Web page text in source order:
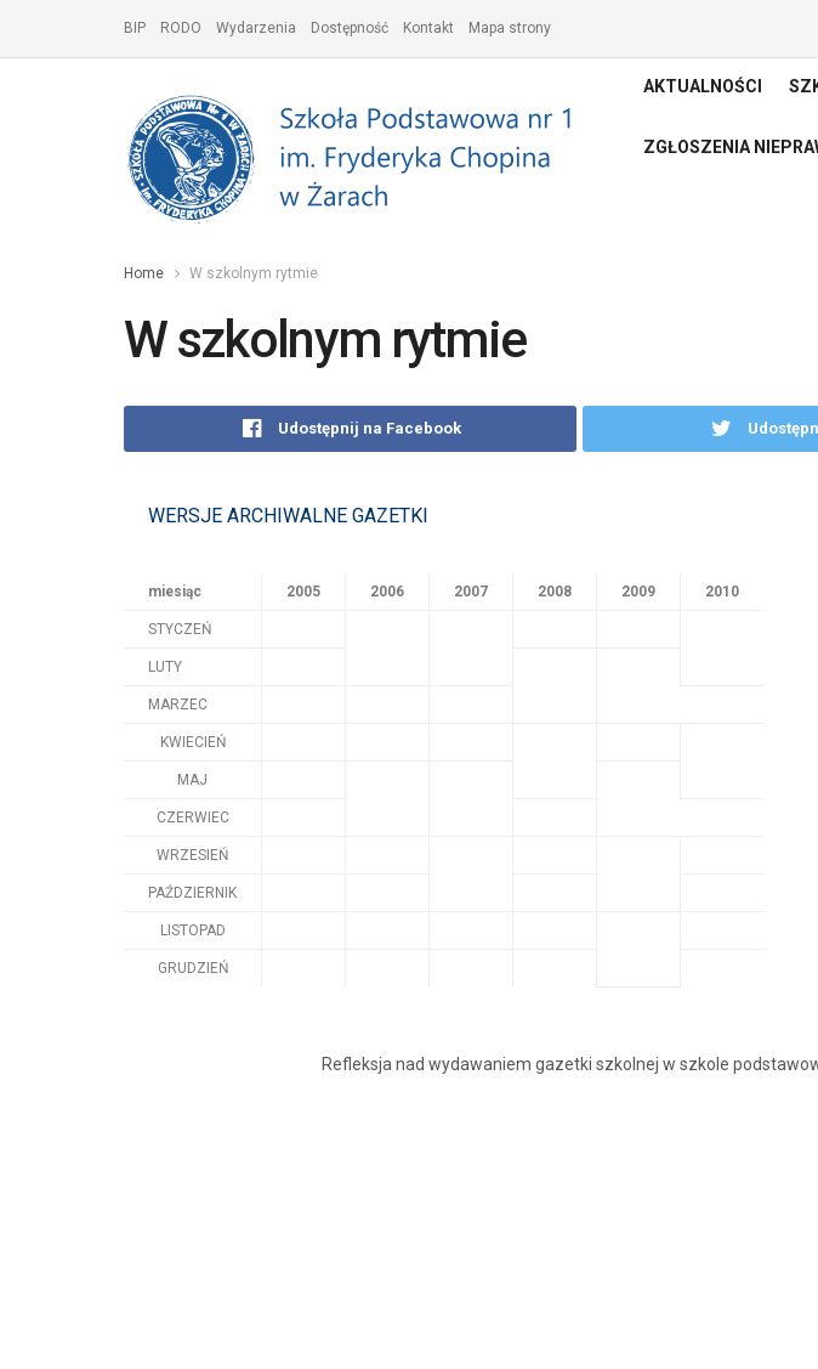
BIP RODO Wydarzenia Dostępność Kontakt Mapa strony
AKTUALNOŚCI
ZGŁOSZENIA
Home W szkolnym rytmie
W szkolnym rytmie
Udostępnij na Facebook
WERSJE ARCHIWALNE GAZETKI
miesiąc 2005 2006 2007 2008 2009 2010
STYCZEŃ
LUTY
MARZEC
KWIECIEŃ
MAJ
CZERWIEC
WRZESIEŃ
PAŹDZIERNIK
LISTOPAD
GRUDZIEŃ
Refleksja nad wydawaniem gazetki szkolnej w szkole